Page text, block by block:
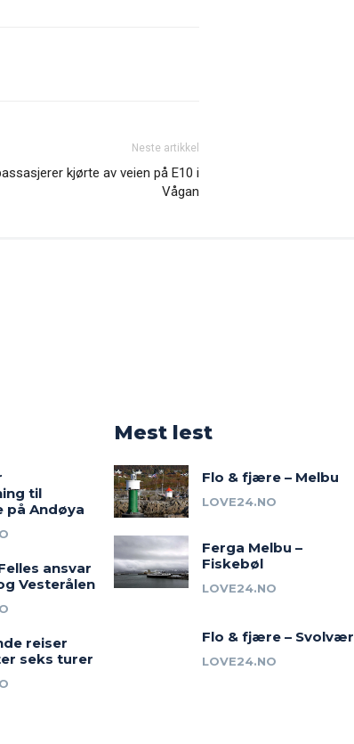
Neste artikkel
kjørte av veien på E10 i
Vågan
til
på Andøya
ansvar
Vesterålen
reiser
seks turer
Mest lest
Flo & fjære – Melbu
LOVE24.NO
Ferga Melbu –
Fiskebøl
LOVE24.NO
Flo & fjære – Svolvær
LOVE24.NO